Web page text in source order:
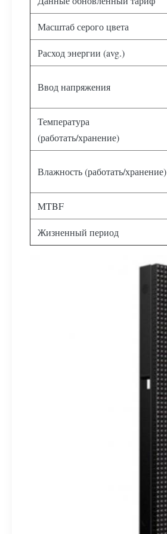
Масштаб серого цвета
Расход энергии (avg.)
Ввод напряжения
Температура
(работать/хранение)
Влажность (работать/хранение)
MTBF
Жизненный период